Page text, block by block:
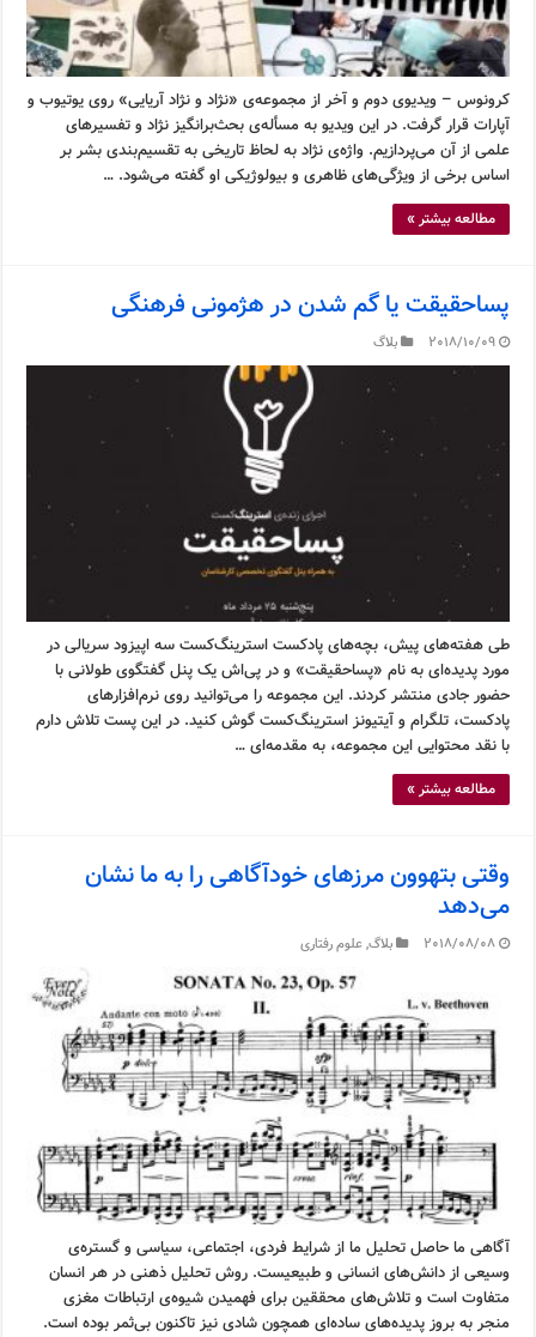
کرونوس – ویدیوی دوم و آخر از مجموعه‌ی «نژاد و نژاد آریایی» روی یوتیوب و
آپارات قرار گرفت. در این ویدیو به مسأله‌ی بحث‌برانگیز نژاد و تفسیرهای
علمی از آن می‌پردازیم. واژه‌ی نژاد به لحاظ تاریخی به تقسیم‌بندی بشر بر
اساس برخی از ویژگی‌های ظاهری و بیولوژیکی او گفته می‌شود. …
مطالعه بیشتر »
پساحقیقت یا گم شدن در هژمونی فرهنگی
2018/10/09 بلاگ
طی هفته‌های پیش، بچه‌های پادکست استرینگ‌کست سه اپیزود سریالی در
مورد پدیده‌ای به نام «پساحقیقت» و در پی‌اش یک پنل گفتگوی طولانی با
حضور جادی منتشر کردند. این مجموعه را می‌توانید روی نرم‌افزارهای
پادکست، تلگرام و آیتیونز استرینگ‌کست گوش کنید. در این پست تلاش دارم
با نقد محتوایی این مجموعه، به مقدمه‌ای …
مطالعه بیشتر »
وقتی بتهوون مرزهای خودآگاهی را به ما نشان
می‌دهد
2018/08/08 بلاگ,علوم رفتاری
آگاهی ما حاصل تحلیل ما از شرایط فردی، اجتماعی، سیاسی و گستره‌ی
وسیعی از دانش‌های انسانی و طبیعیست. روش تحلیل ذهنی در هر انسان
متفاوت است و تلاش‌های محققین برای فهمیدن شیوه‌ی ارتباطات مغزی
منجر به بروز پدیده‌های ساده‌ای همچون شادی نیز تاکنون بی‌ثمر بوده است.